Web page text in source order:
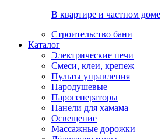
В квартире и частном доме
Строительство бани
Каталог
Электрические печи
Смеси, клеи, крепеж
Пульты управления
Пародушевые
Парогенераторы
Панели для хамама
Освещение
Массажные дорожки